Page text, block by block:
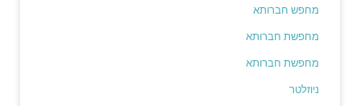
מחפש חברותא
מחפשת חברותא
מחפשת חברותא
ניוזלטר